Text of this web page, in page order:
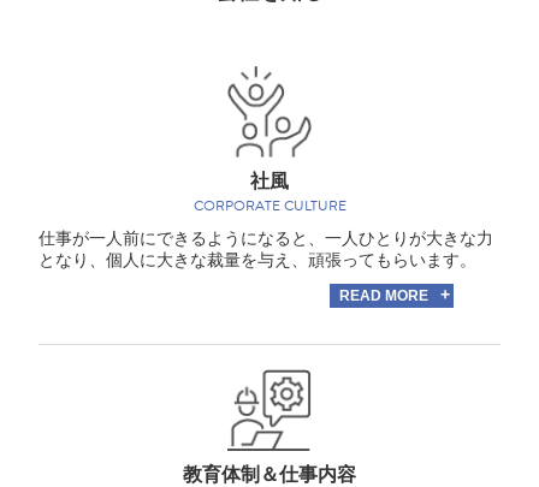
社風
CORPORATE CULTURE
仕事が一人前にできるようになると、一人ひとりが大きな力
となり、個人に大きな裁量を与え、頑張ってもらいます。
READ MORE
教育体制＆仕事内容